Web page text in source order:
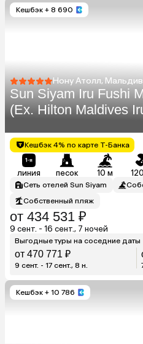
Кешбэк + 8 690
Нону Атолл,
Sun Siyam Iru Fushi
(Ex. Hilton Maldives
Кешбэк 4% по карте Т-Банка
линия песок 10 м
Сеть отелей Sun Siyam
Собственный пляж
от 434 531 ₽
9 сент. - 16 сент., 7 ночей
Выгодные туры на соседние даты
от 470 771 ₽
9 сент. - 17 сент., 8 н.
Кешбэк + 10 786